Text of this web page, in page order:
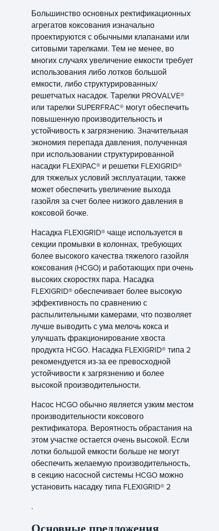
Большинство основных ректификационных
агрегатов коксования изначально
проектируются с обычными клапанами или
ситовыми тарелками. Тем не менее, во
многих случаях увеличение емкости требует
использования либо лотков большой
емкости, либо структурированных/
решетчатых насадок. Тарелки PROVALVE®
или тарелки SUPERFRAC® могут обеспечить
повышенную производительность и
устойчивость к загрязнению. Значительная
экономия перепада давления, полученная
при использовании структурированной
насадки FLEXIPAC® и решетки FLEXIGRID®
для тяжелых условий эксплуатации, также
может обеспечить увеличение выхода
газойля за счет более низкого давления в
коксовой бочке.
Насадка FLEXIGRID® чаще используется в
секции промывки в колоннах, требующих
более высокого качества тяжелого газойля
коксования (HCGO) и работающих при очень
высоких скоростях пара. Насадка
FLEXIGRID® обеспечивает более высокую
эффективность по сравнению с
распылительными камерами, что позволяет
лучше выводить с ума мелочь кокса и
улучшать фракционирование хвоста
продукта HCGO. Насадка FLEXIGRID® типа 2
рекомендуется из-за ее превосходной
устойчивости к загрязнению и более
высокой производительности.
Насос HCGO обычно является узким местом
производительности коксового
ректификатора. Вероятность обрастания на
этом участке остается очень высокой. Если
лотки большой емкости больше не могут
обеспечить желаемую производительность,
в секцию насосной системы HCGO можно
установить насадку типа FLEXIGRID® 2
.